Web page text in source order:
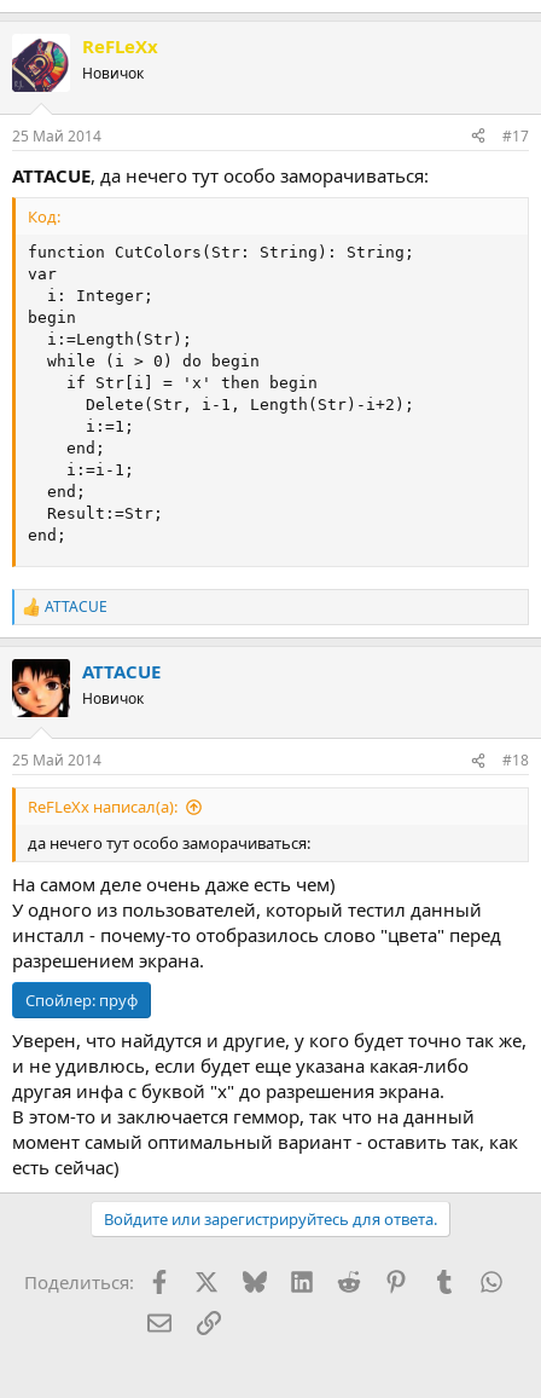
ReFLeXx
Новичок
25 Май 2014 #17
ATTACUE, да нечего тут особо заморачиваться:
Код:
function CutColors(Str: String): String;
var
  i: Integer;
begin
  i:=Length(Str);
  while (i > 0) do begin
    if Str[i] = 'x' then begin
      Delete(Str, i-1, Length(Str)-i+2);
      i:=1;
    end;
    i:=i-1;
  end;
  Result:=Str;
end;
Р
е
к
ц
и
ATTACUE
ATTACUE
Новичок
25 Май 2014 #18
ReFLeXx написал(а):
да нечего тут особо заморачиваться:
На самом деле очень даже есть чем)
У одного из пользователей, который тестил данный
инсталл - почему-то отобразилось слово "цвета" перед
разрешением экрана.
Спойлер: пруф
Уверен, что найдутся и другие, у кого будет точно так же,
и не удивлюсь, если будет еще указана какая-либо
другая инфа с буквой "x" до разрешения экрана.
В этом-то и заключается геммор, так что на данный
момент самый оптимальный вариант - оставить так, как
есть сейчас)
Войдите или зарегистрируйтесь для ответа.
Поделиться: FacebookX (Twitter)
BlueskyLinkedInReddit PinterestTumblr
Электронная почта
Ссылка